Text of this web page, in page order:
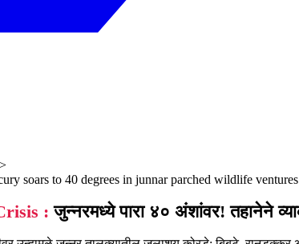
>
soars to 40 degrees in junnar parched wildlife
: जुन्नरमध्ये पारा ४० अंशांवर! तहानेने